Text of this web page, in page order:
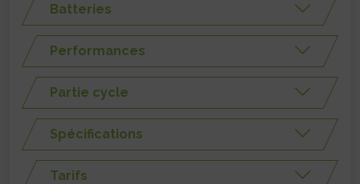
Batteries
Performances
Partie cycle
Spécifications
Tarifs